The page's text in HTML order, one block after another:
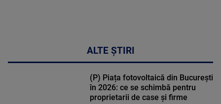
ALTE ȘTIRI
(P) Piața fotovoltaică din București
în 2026: ce se schimbă pentru
proprietarii de case și firme